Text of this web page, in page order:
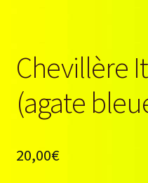
Chevillère
(agate
20,00€